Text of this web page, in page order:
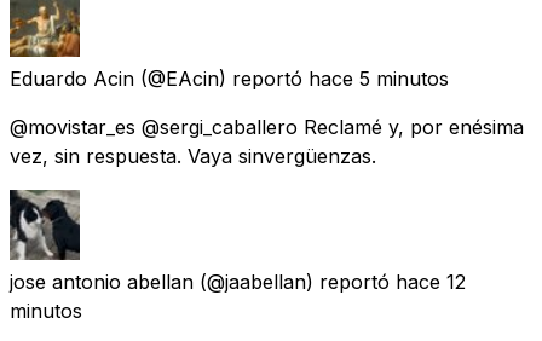
Eduardo Acin (@EAcin) reportó hace 5 minutos
@movistar_es @sergi_caballero Reclamé y, por enésima
vez, sin respuesta. Vaya sinvergüenzas.
jose antonio abellan (@jaabellan) reportó hace 12
minutos